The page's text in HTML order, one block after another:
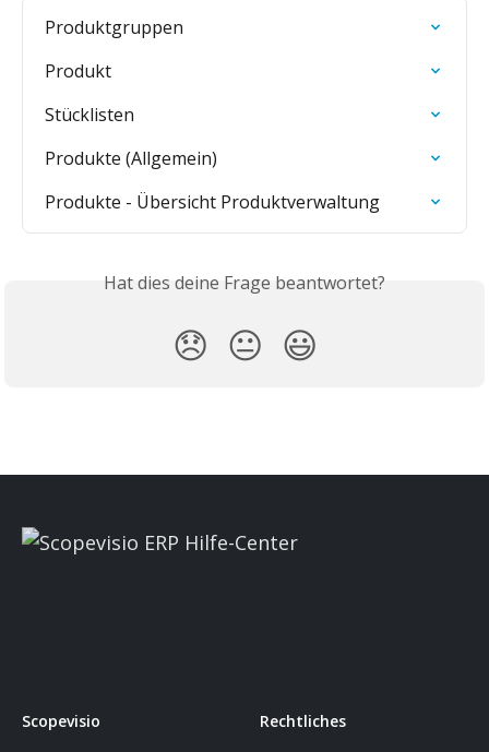
Produktgruppen
Produkt
Stücklisten
Produkte (Allgemein)
Produkte - Übersicht Produktverwaltung
Hat dies deine Frage beantwortet?
😞 😐 😃
Scopevisio Rechtliches